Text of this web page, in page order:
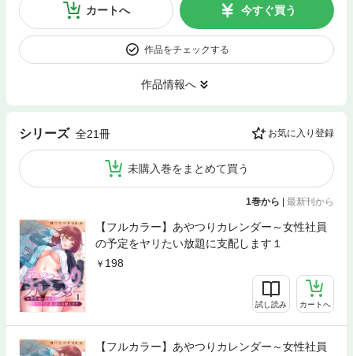
カートへ 今すぐ買う
作品をチェックする
作品情報へ
シリーズ 全21冊 お気に入り登録
未購入巻をまとめて買う
1巻から | 最新刊から
【フルカラー】あやつりカレンダー～女性社員
の予定をヤリたい放題に支配します１
198
試し読み カートへ
【フルカラー】あやつりカレンダー～女性社員